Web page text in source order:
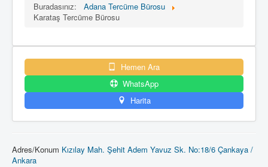
Buradasınız:
Adana Tercüme Bürosu
Karataş Tercüme Bürosu
Hemen Ara
WhatsApp
Harita
Adres/Konum Kızılay Mah. Şehit Adem Yavuz Sk. No:18/6 Çankaya /
Ankara